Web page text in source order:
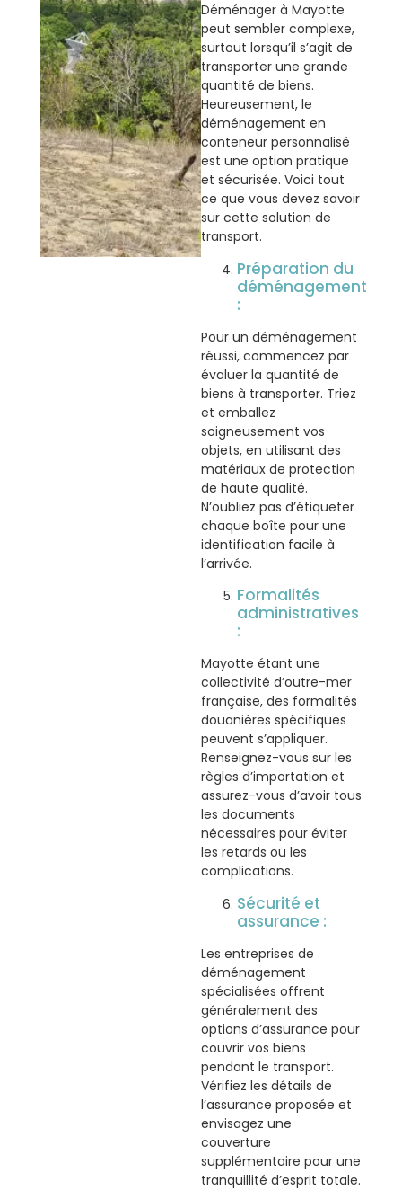
Déménager à Mayotte
peut sembler complexe,
surtout lorsqu’il s’agit de
transporter une grande
quantité de biens.
Heureusement, le
déménagement en
conteneur personnalisé
est une option pratique
et sécurisée. Voici tout
ce que vous devez savoir
sur cette solution de
transport.
Préparation du
déménagement
:
Pour un déménagement
réussi, commencez par
évaluer la quantité de
biens à transporter. Triez
et emballez
soigneusement vos
objets, en utilisant des
matériaux de protection
de haute qualité.
N’oubliez pas d’étiqueter
chaque boîte pour une
identification facile à
l’arrivée.
Formalités
administratives
:
Mayotte étant une
collectivité d’outre-mer
française, des formalités
douanières spécifiques
peuvent s’appliquer.
Renseignez-vous sur les
règles d’importation et
assurez-vous d’avoir tous
les documents
nécessaires pour éviter
les retards ou les
complications.
Sécurité et
assurance :
Les entreprises de
déménagement
spécialisées offrent
généralement des
options d’assurance pour
couvrir vos biens
pendant le transport.
Vérifiez les détails de
l’assurance proposée et
envisagez une
couverture
supplémentaire pour une
tranquillité d’esprit totale.